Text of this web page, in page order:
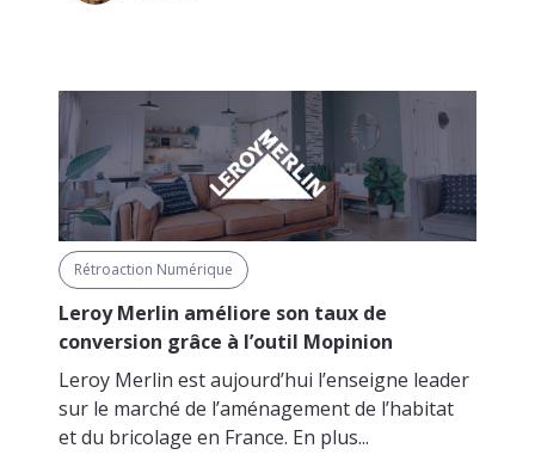
Rétroaction Numérique
Leroy Merlin améliore son taux de
conversion grâce à l’outil Mopinion
Leroy Merlin est aujourd’hui l’enseigne leader
sur le marché de l’aménagement de l’habitat
et du bricolage en France. En plus...